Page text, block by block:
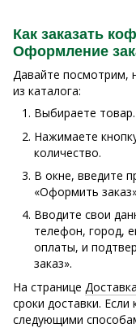
Как заказать
Оформление
Давайте посмотрим,
из каталога:
Выбираете товар.
Нажимаете
количество.
В окне, введите
«Оформить
Вводите свои
телефон, город,
оплаты, и
заказ».
На странице
сроки доставки.
следующими